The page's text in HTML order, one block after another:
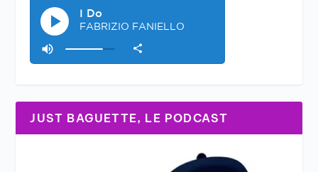
JUST BAGUETTE, LE PODCAST